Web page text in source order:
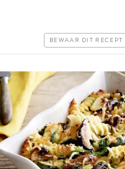
BEWAAR DIT RECEPT